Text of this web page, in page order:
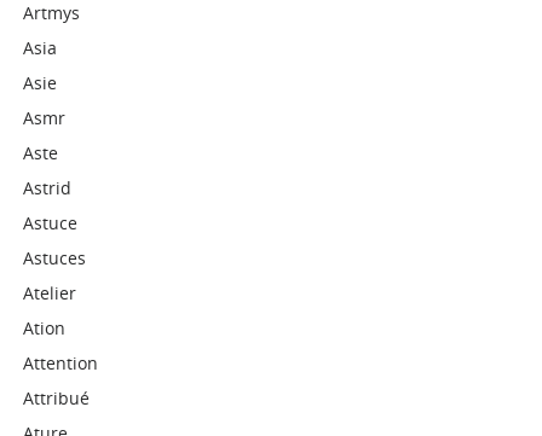
Artmys
Asia
Asie
Asmr
Aste
Astrid
Astuce
Astuces
Atelier
Ation
Attention
Attribué